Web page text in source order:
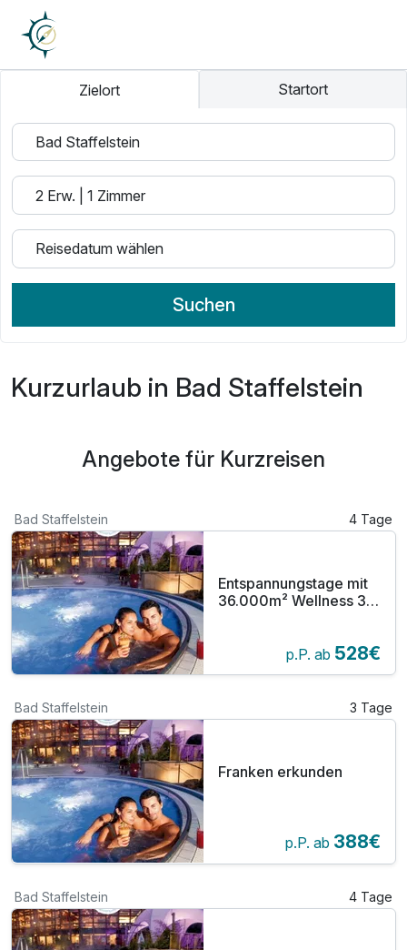
Zielort Startort
Suchen
Kurzurlaub in Bad Staffelstein
Angebote für Kurzreisen
Bad Staffelstein 4 Tage
Entspannungstage mit
36.000m² Wellness 3
p.P. ab 528€
Bad Staffelstein 3 Tage
Franken erkunden
p.P. ab 388€
Bad Staffelstein 4 Tage